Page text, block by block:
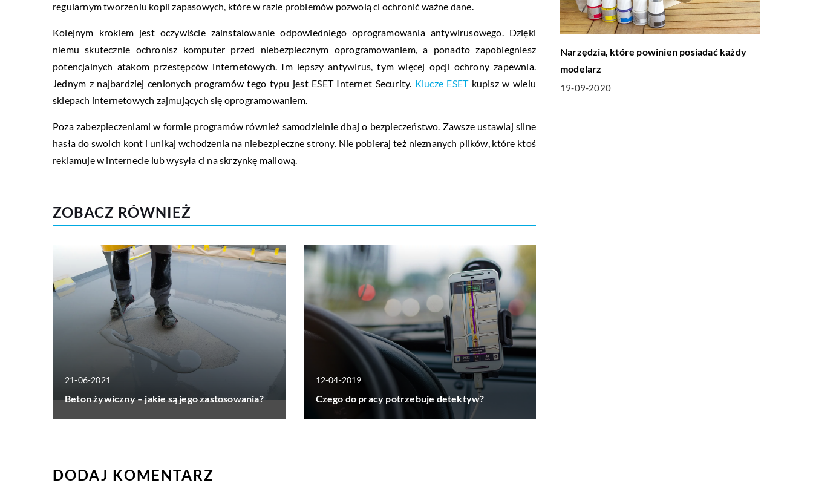
regularnym tworzeniu kopii zapasowych, które w razie problemów pozwolą ci ochronić ważne dane.
Kolejnym krokiem jest oczywiście zainstalowanie odpowiedniego oprogramowania antywirusowego. Dzięki
niemu skutecznie ochronisz komputer przed niebezpiecznym oprogramowaniem, a ponadto zapobiegniesz
potencjalnych atakom przestępców internetowych. Im lepszy antywirus, tym więcej opcji ochrony zapewnia.
Jednym z najbardziej cenionych programów tego typu jest ESET Internet Security. Klucze ESETkupisz w wielu
sklepach internetowych zajmujących się oprogramowaniem.
Poza zabezpieczeniami w formie programów również samodzielnie dbaj o bezpieczeństwo. Zawsze ustawiaj silne
hasła do swoich kont i unikaj wchodzenia na niebezpieczne strony. Nie pobieraj też nieznanych plików, które ktoś
reklamuje w internecie lub wysyła ci na skrzynkę mailową.
ZOBACZ RÓWNIEŻ
21-06-2021
Beton żywiczny – jakie są jego zastosowania?
12-04-2019
Czego do pracy potrzebuje detektyw?
Narzędzia, które powinien posiadać każdy
modelarz
19-09-2020
DODAJ KOMENTARZ